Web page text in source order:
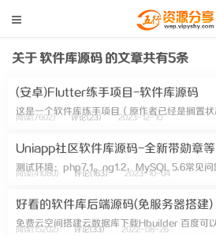
关于软件库源码 的文章共有5条
(安卓)Flutter练手项目-软件库源码
阅读(7602) 评论(23) 2023-12-10
Uniapp社区软件库源码-全新带勋章等
阅读(41080) 评论(163) 2023-10-04
好看的软件库后端源码(免服务器搭建)
阅读(15202) 评论(33) 2022-08-26